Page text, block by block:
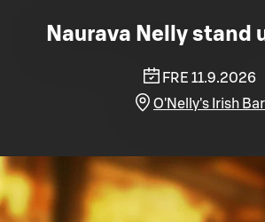
Naurava Nelly stand
FRE 11.9.2026
O'Nelly's Irish Bar